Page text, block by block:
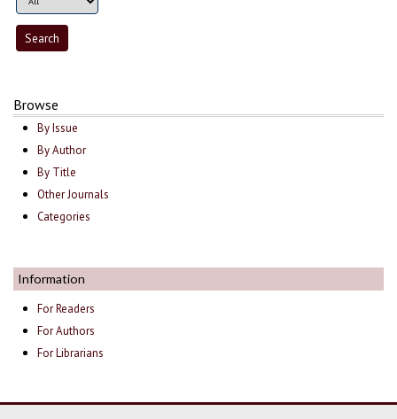
Browse
By Issue
By Author
By Title
Other Journals
Categories
Information
For Readers
For Authors
For Librarians